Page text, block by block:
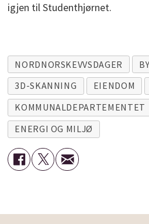
igjen til Studenthjørnet.
NORDNORSKEVVSDAGER
3D-SKANNING
EIENDOM
KOMMUNALDEPARTEMENTET
ENERGI OG MILJØ